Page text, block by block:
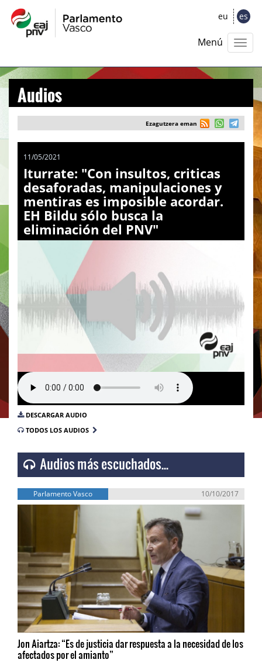
eu es
Menú
Audios
Ezagutzera eman
11/05/2021
Iturrate: "Con insultos, criticas
desaforadas, manipulaciones y
mentiras es imposible acordar.
EH Bildu sólo busca la
eliminación del PNV"
DESCARGAR AUDIO
TODOS LOS AUDIOS
Audios más escuchados...
Parlamento Vasco 10/10/2017
Jon Aiartza: “Es de justicia dar respuesta a la necesidad de los
afectados por el amianto”